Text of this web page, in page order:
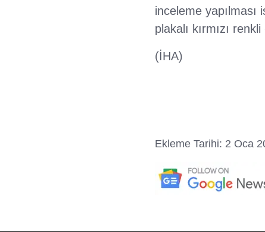
inceleme
plakalı kırmızı
(İHA)
Ekleme Tarihi: 2 Oca